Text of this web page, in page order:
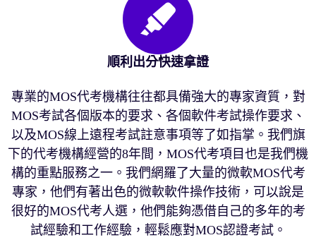
順利出分快速拿證
專業的MOS代考機構往往都具備強大的專家資質，對
MOS考試各個版本的要求、各個軟件考試操作要求、
以及MOS線上遠程考試註意事項等了如指掌。我們旗
下的代考機構經營的8年間，MOS代考項目也是我們機
構的重點服務之一。我們網羅了大量的微軟MOS代考
專家，他們有著出色的微軟軟件操作技術，可以說是
很好的MOS代考人選，他們能夠憑借自己的多年的考
試經驗和工作經驗，輕鬆應對MOS認證考試。